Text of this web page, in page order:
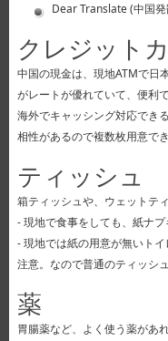
Dear Translate (中国発
クレジット
中国の現金は、現地ATMで日
がレートが優れていて、便利で
海外でキャッシング対応でき
相性があるので複数枚用意で
ティッシュ
箱ティッシュや、ウェットテ
- 現地で食事をしても、紙ナプ
- 現地では紙の用意が無いト
注意。なので普通のティッシ
薬
胃腸薬など、よく使う薬があ